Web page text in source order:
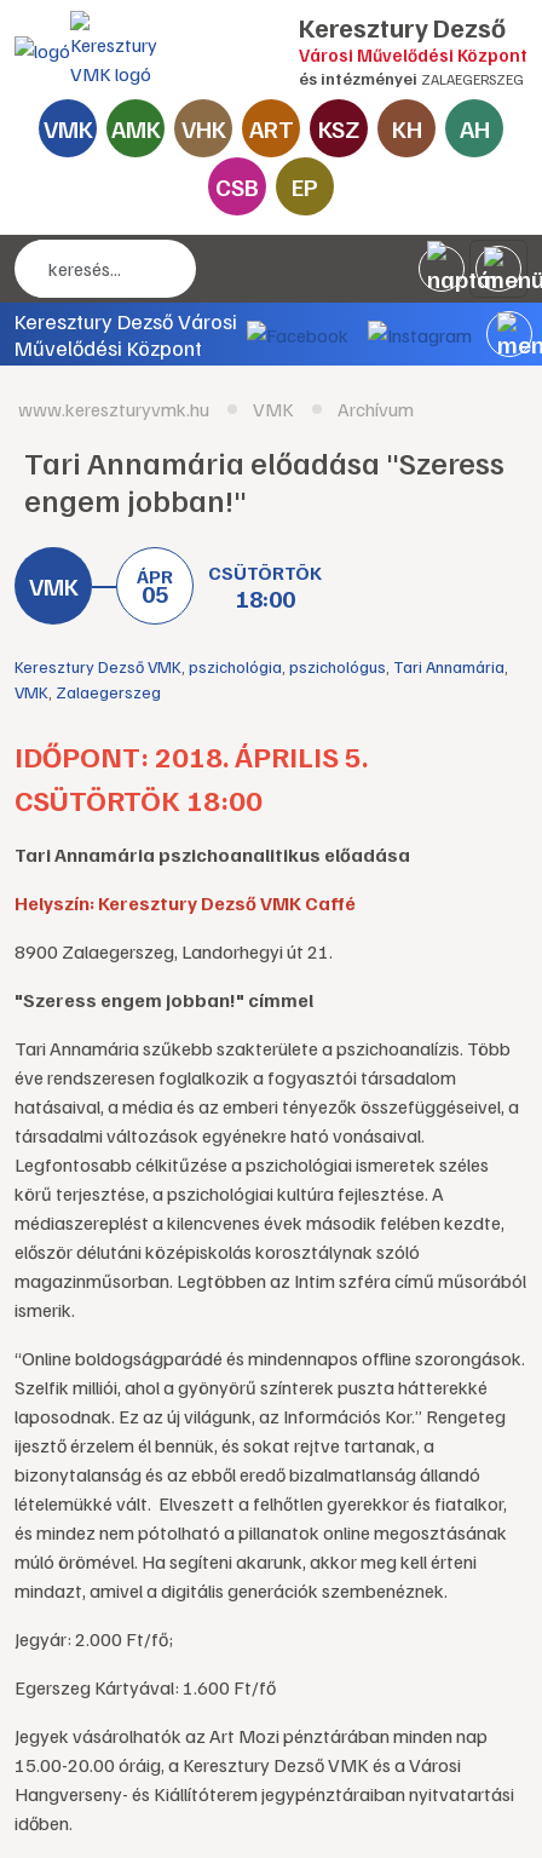
Keresztury Dezső
Városi Művelődési Központ
és intézményei ZALAEGERSZEG
VMK AMK VHK ART KSZ KH
AH
CSB
EP
Keresztury Dezső Városi
Művelődési Központ
www.kereszturyvmk.hu VMK Archívum
Tari Annamária előadása "Szeress
engem jobban!"
ÁPR
05
CSÜTÖRTÖK
18:00
Keresztury Dezső VMK pszichológia pszichológus Tari Annamária
VMK Zalaegerszeg
IDŐPONT: 2018. ÁPRILIS 5.
CSÜTÖRTÖK 18:00
Tari Annamária pszichoanalitikus előadása
Helyszín: Keresztury Dezső VMK Caffé
8900 Zalaegerszeg, Landorhegyi út 21.
"Szeress engem jobban!" címmel
Tari Annamária szűkebb szakterülete a pszichoanalízis. Több
éve rendszeresen foglalkozik a fogyasztói társadalom
hatásaival, a média és az emberi tényezők összefüggéseivel, a
társadalmi változások egyénekre ható vonásaival.
Legfontosabb célkitűzése a pszichológiai ismeretek széles
körű terjesztése, a pszichológiai kultúra fejlesztése. A
médiaszereplést a kilencvenes évek második felében kezdte,
először délutáni középiskolás korosztálynak szóló
magazinműsorban. Legtöbben az Intim szféra című műsorából
ismerik.
“Online boldogságparádé és mindennapos offline szorongások.
Szelfik milliói, ahol a gyönyörű színterek puszta hátterekké
laposodnak. Ez az új világunk, az Információs Kor.” Rengeteg
ijesztő érzelem él bennük, és sokat rejtve tartanak, a
bizonytalanság és az ebből eredő bizalmatlanság állandó
lételemükké vált. Elveszett a felhőtlen gyerekkor és fiatalkor,
és mindez nem pótolható a pillanatok online megosztásának
múló örömével. Ha segíteni akarunk, akkor meg kell érteni
mindazt, amivel a digitális generációk szembenéznek.
Jegyár: 2.000 Ft/fő;
Egerszeg Kártyával: 1.600 Ft/fő
Jegyek vásárolhatók az Art Mozi pénztárában minden nap
15.00-20.00 óráig, a Keresztury Dezső VMK és a Városi
Hangverseny- és Kiállítóterem jegypénztáraiban nyitvatartási
időben.